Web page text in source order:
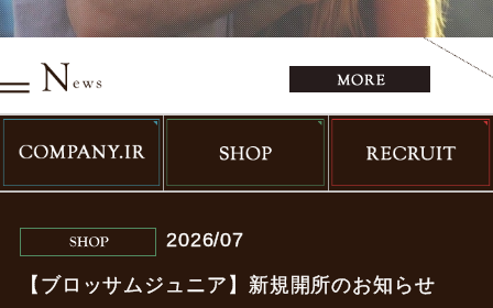
More
2026/07
【ブロッサムジュニア】新規開所のお知らせ